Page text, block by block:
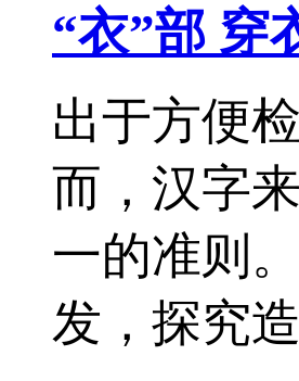
“衣”部 穿
出于方便
而，汉字
一的准则
发，探究